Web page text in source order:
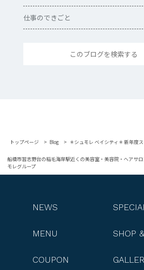
仕事のできごと
トップページ Blog ＊シュモレ ベイシティ＊ 新年度
船橋市習志野台の稲毛海岸駅近くの美容室・美容院・ヘアサ
モレグループ
NEWS
MENU SHOP
COUPON